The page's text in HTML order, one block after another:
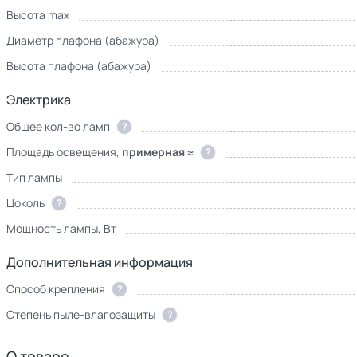
Высота max
Диаметр плафона (абажура)
Высота плафона (абажура)
Электрика
Общее кол-во ламп ?
Площадь освещения, примерная ≈ ?
Тип лампы
Цоколь
?
Мощность лампы, Вт
Дополнительная информация
Способ крепления ?
Степень пыле-влагозащиты ?